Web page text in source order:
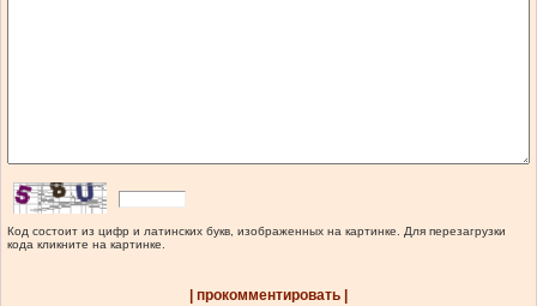
Код состоит из цифр и латинских букв, изображенных на картинке. Для перезагрузки
кода кликните на картинке.
| прокомментировать |